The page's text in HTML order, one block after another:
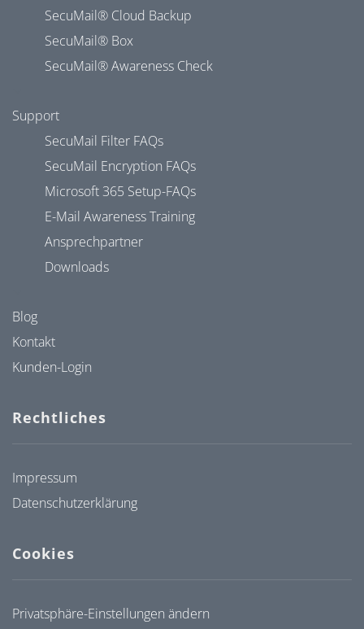
SecuMail® Cloud Backup
SecuMail® Box
SecuMail® Awareness Check
Support
SecuMail Filter FAQs
SecuMail Encryption FAQs
Microsoft 365 Setup-FAQs
E-Mail Awareness Training
Ansprechpartner
Downloads
Blog
Kontakt
Kunden-Login
Rechtliches
Impressum
Datenschutzerklärung
Cookies
Privatsphäre-Einstellungen ändern